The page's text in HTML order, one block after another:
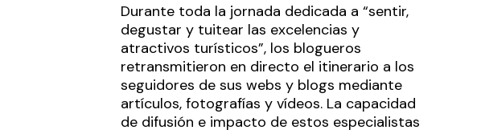
Durante toda la jornada dedicada a “sentir,
degustar y tuitear las excelencias y
atractivos turísticos”, los blogueros
retransmitieron en directo el itinerario a los
seguidores de sus webs y blogs mediante
artículos, fotografías y vídeos. La capacidad
de difusión e impacto de estos especialistas